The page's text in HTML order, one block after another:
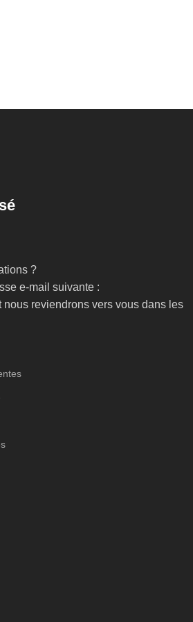
?
e-mail suivante :
nous reviendrons vers vous dans les